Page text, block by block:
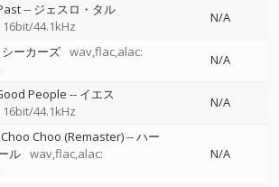
-- ジェスロ・タル
44.1kHz
N/A
シーカーズ wav,flac,alac:
N/A
People -- イエス
44.1kHz
N/A
Choo (Remaster)--ハー
ル wav,flac,alac:
N/A